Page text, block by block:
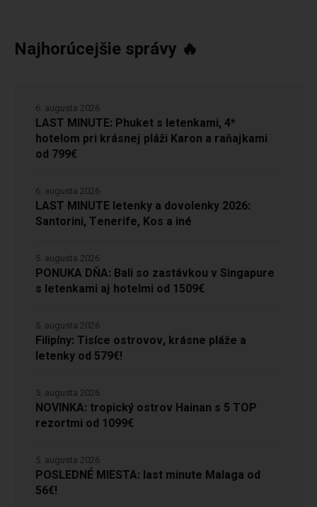
Najhorúcejšie správy 🔥
LAST MINUTE: Phuket s letenkami, 4*
hotelom pri krásnej pláži Karon a raňajkami
od 799€
6. augusta 2026
LAST MINUTE letenky a dovolenky 2026:
Santorini, Tenerife, Kos a iné
6. augusta 2026
PONUKA DŇA: Bali so zastávkou v Singapure
s letenkami aj hotelmi od 1509€
5. augusta 2026
Filipíny: Tisíce ostrovov, krásne pláže a
letenky od 579€!
5. augusta 2026
NOVINKA: tropický ostrov Hainan s 5 TOP
rezortmi od 1099€
5. augusta 2026
POSLEDNÉ MIESTA: last minute Malaga od
56€!
5. augusta 2026